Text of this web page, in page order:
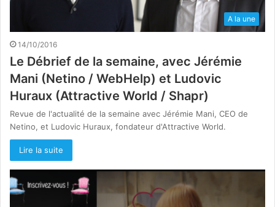
A la une
14/10/2016
Le Débrief de la semaine, avec Jérémie
Mani (Netino / WebHelp) et Ludovic
Huraux (Attractive World / Shapr)
Revue de l'actualité de la semaine avec Jérémie Mani, CEO de
Netino, et Ludovic Huraux, fondateur d'Attractive World.
Lire la suite